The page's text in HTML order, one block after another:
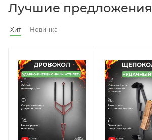
Лучшие предложения
Хит Новинка